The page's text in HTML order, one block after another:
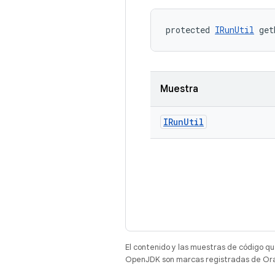
protected IRunUtil
Muestra
IRunUtil
El contenido y las muestras de código
OpenJDK son marcas registradas de